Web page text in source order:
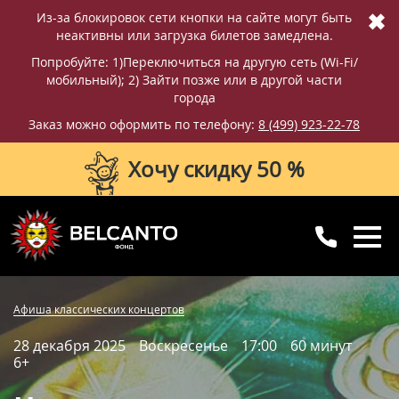
Из-за блокировок сети кнопки на сайте могут быть
неактивны или загрузка билетов замедлена.
Попробуйте: 1)Переключиться на другую сеть (Wi-Fi/
мобильный); 2) Зайти позже или в другой части
города
Заказ можно оформить по телефону: 8 (499) 923-22-78
✖
Хочу скидку 50 %
8 (499) 923-22-78
с 10:00 до 20:00
8 (800) 770-09-71
для регионов
Фотографии Отзывы
Вопросы и ответы Схема зала
Афиша классических концертов
28 декабря 2025 Воскресенье 17:00
60 минут
6+